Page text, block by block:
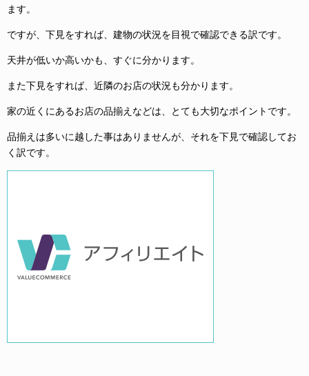
ます。
ですが、下見をすれば、建物の状況を目視で確認できる訳です。
天井が低いか高いかも、すぐに分かります。
また下見をすれば、近隣のお店の状況も分かります。
家の近くにあるお店の品揃えなどは、とても大切なポイントです。
品揃えは多いに越した事はありませんが、それを下見で確認してお
く訳です。